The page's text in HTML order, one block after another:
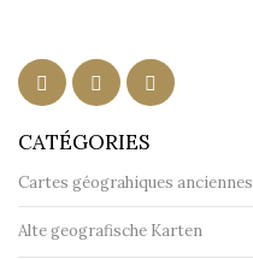
CATÉGORIES
Cartes géograhiques anciennes
Alte geografische Karten